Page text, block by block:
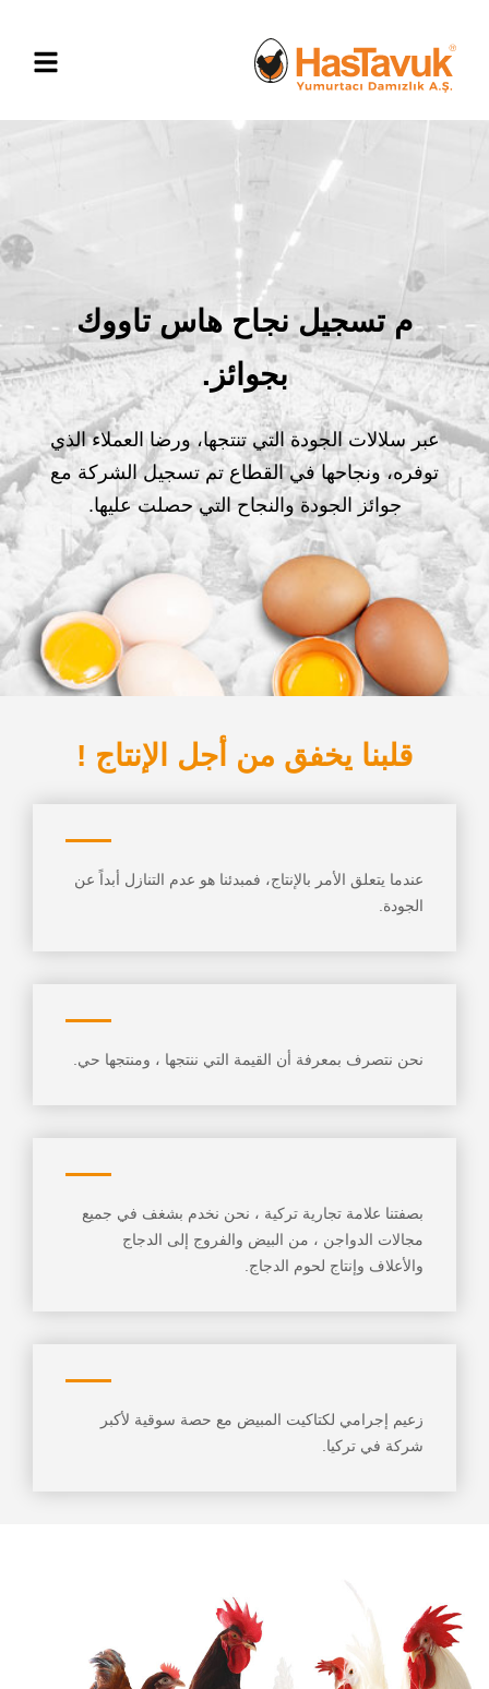
م تسجيل نجاح هاس تاووك
بجوائز.
عبر سلالات الجودة التي تنتجها، ورضا العملاء الذي
توفره، ونجاحها في القطاع تم تسجيل الشركة مع
جوائز الجودة والنجاح التي حصلت عليها.
قلبنا يخفق من أجل الإنتاج !
عندما يتعلق الأمر بالإنتاج، فمبدئنا هو عدم التنازل أبداً عن
الجودة.
نحن نتصرف بمعرفة أن القيمة التي ننتجها ، ومنتجها حي.
بصفتنا علامة تجارية تركية ، نحن نخدم بشغف في جميع
مجالات الدواجن ، من البيض والفروج إلى الدجاج
والأعلاف وإنتاج لحوم الدجاج.
زعيم إجرامي لكتاكيت المبيض مع حصة سوقية لأكبر
شركة في تركيا.